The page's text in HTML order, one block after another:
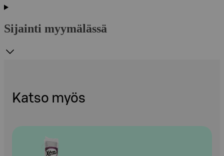
Sijainti myymälässä
Katso myös